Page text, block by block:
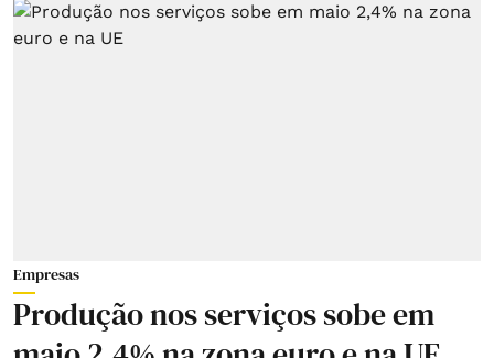
Empresas
Produção nos serviços sobe em